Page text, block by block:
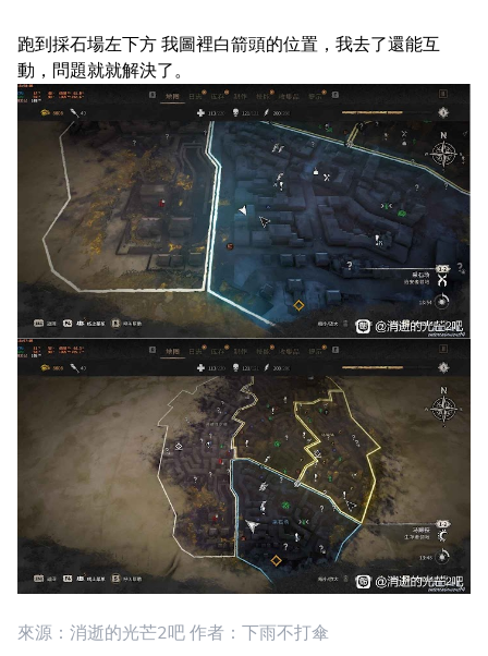
跑到採石場左下方 我圖裡白箭頭的位置，我去了還能互
動，問題就就解決了。
來源：消逝的光芒2吧 作者：下雨不打傘